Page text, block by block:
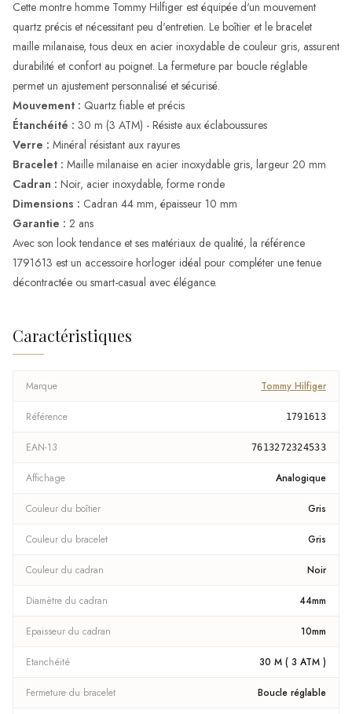
Cette montre homme Tommy Hilfiger est équipée d'un mouvement
quartz précis et nécessitant peu d'entretien. Le boîtier et le bracelet
maille milanaise, tous deux en acier inoxydable de couleur gris, assurent
durabilité et confort au poignet. La fermeture par boucle réglable
permet un ajustement personnalisé et sécurisé.
Mouvement : Quartz fiable et précis
Étanchéité : 30 m (3 ATM) - Résiste aux éclaboussures
Verre : Minéral résistant aux rayures
Bracelet : Maille milanaise en acier inoxydable gris, largeur 20 mm
Cadran : Noir, acier inoxydable, forme ronde
Dimensions : Cadran 44 mm, épaisseur 10 mm
Garantie : 2 ans
Avec son look tendance et ses matériaux de qualité, la référence
1791613 est un accessoire horloger idéal pour compléter une tenue
décontractée ou smart-casual avec élégance.
Caractéristiques
Marque Tommy Hilfiger
Référence 1791613
EAN-13 7613272324533
Affichage Analogique
Couleur du boîtier Gris
Couleur du bracelet Gris
Couleur du cadran Noir
Diamètre du cadran 44mm
Epaisseur du cadran 10mm
Etanchéité 30 M ( 3 ATM )
Fermeture du bracelet Boucle réglable